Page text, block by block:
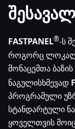
FASTPANEL®-ს
როგორც
მონაცემთა
ნაგულისხმევად
პროგრამული
სტანდარტული
ყოველთვის